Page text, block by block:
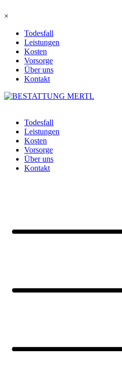
×
Todesfall
Leistungen
Kosten
Vorsorge
Über uns
Kontakt
Todesfall
Leistungen
Kosten
Vorsorge
Über uns
Kontakt